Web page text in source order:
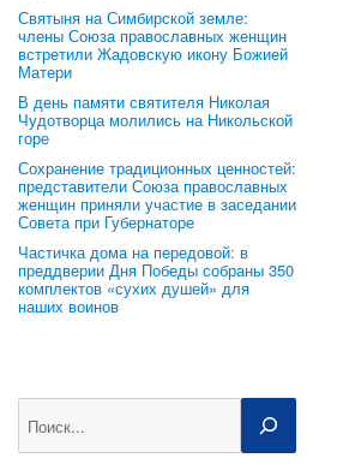
Святыня на Симбирской земле:
члены Союза православных женщин
встретили Жадовскую икону Божией
Матери
В день памяти святителя Николая
Чудотворца молились на Никольской
горе
Сохранение традиционных ценностей:
представители Союза православных
женщин приняли участие в заседании
Совета при Губернаторе
Частичка дома на передовой: в
преддверии Дня Победы собраны 350
комплектов «сухих душей» для
наших воинов